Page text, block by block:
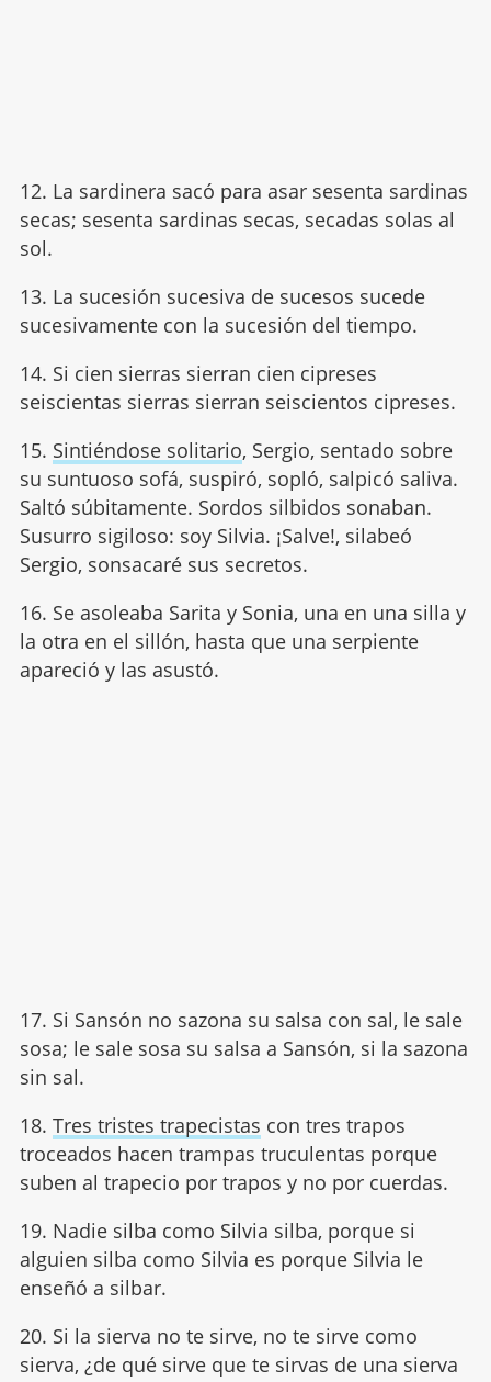
12. La sardinera sacó para asar sesenta sardinas
secas; sesenta sardinas secas, secadas solas al
sol.
13. La sucesión sucesiva de sucesos sucede
sucesivamente con la sucesión del tiempo.
14. Si cien sierras sierran cien cipreses
seiscientas sierras sierran seiscientos cipreses.
15. Sintiéndose solitario, Sergio, sentado sobre
su suntuoso sofá, suspiró, sopló, salpicó saliva.
Saltó súbitamente. Sordos silbidos sonaban.
Susurro sigiloso: soy Silvia. ¡Salve!, silabeó
Sergio, sonsacaré sus secretos.
16. Se asoleaba Sarita y Sonia, una en una silla y
la otra en el sillón, hasta que una serpiente
apareció y las asustó.
17. Si Sansón no sazona su salsa con sal, le sale
sosa; le sale sosa su salsa a Sansón, si la sazona
sin sal.
18. Tres tristes trapecistas con tres trapos
troceados hacen trampas truculentas porque
suben al trapecio por trapos y no por cuerdas.
19. Nadie silba como Silvia silba, porque si
alguien silba como Silvia es porque Silvia le
enseñó a silbar.
20. Si la sierva no te sirve, no te sirve como
sierva, ¿de qué sirve que te sirvas de una sierva